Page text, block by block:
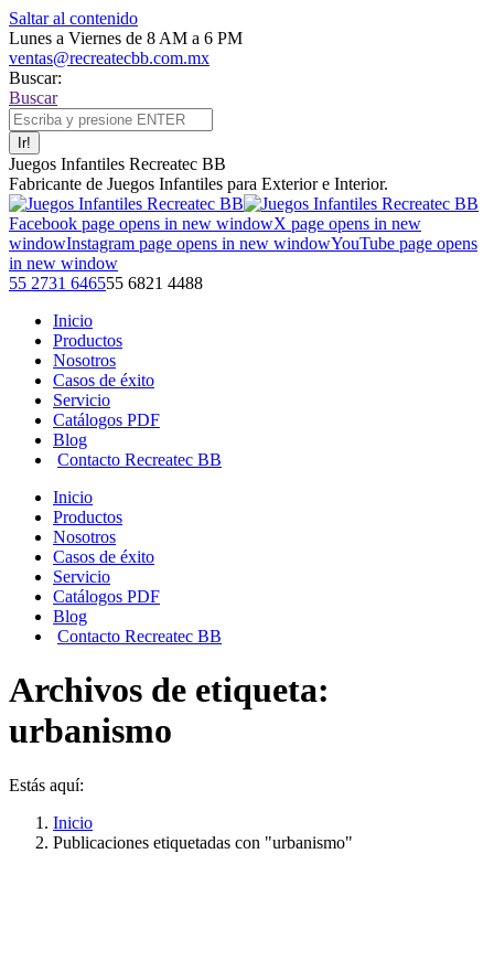
Saltar al contenido
Lunes a Viernes de 8 AM a 6 PM
ventas@recreatecbb.com.mx
Buscar:
Buscar
Juegos Infantiles Recreatec BB
Fabricante de Juegos Infantiles para Exterior e Interior.
Facebook page opens in new windowX page opens in new
windowInstagram page opens in new windowYouTube page opens
in new window
55 2731 646555 6821 4488
Inicio
Productos
Nosotros
Casos de éxito
Servicio
Catálogos PDF
Blog
Contacto Recreatec BB
Inicio
Productos
Nosotros
Casos de éxito
Servicio
Catálogos PDF
Blog
Contacto Recreatec BB
Archivos de etiqueta:
urbanismo
Estás aquí:
Inicio
Publicaciones etiquetadas con "urbanismo"